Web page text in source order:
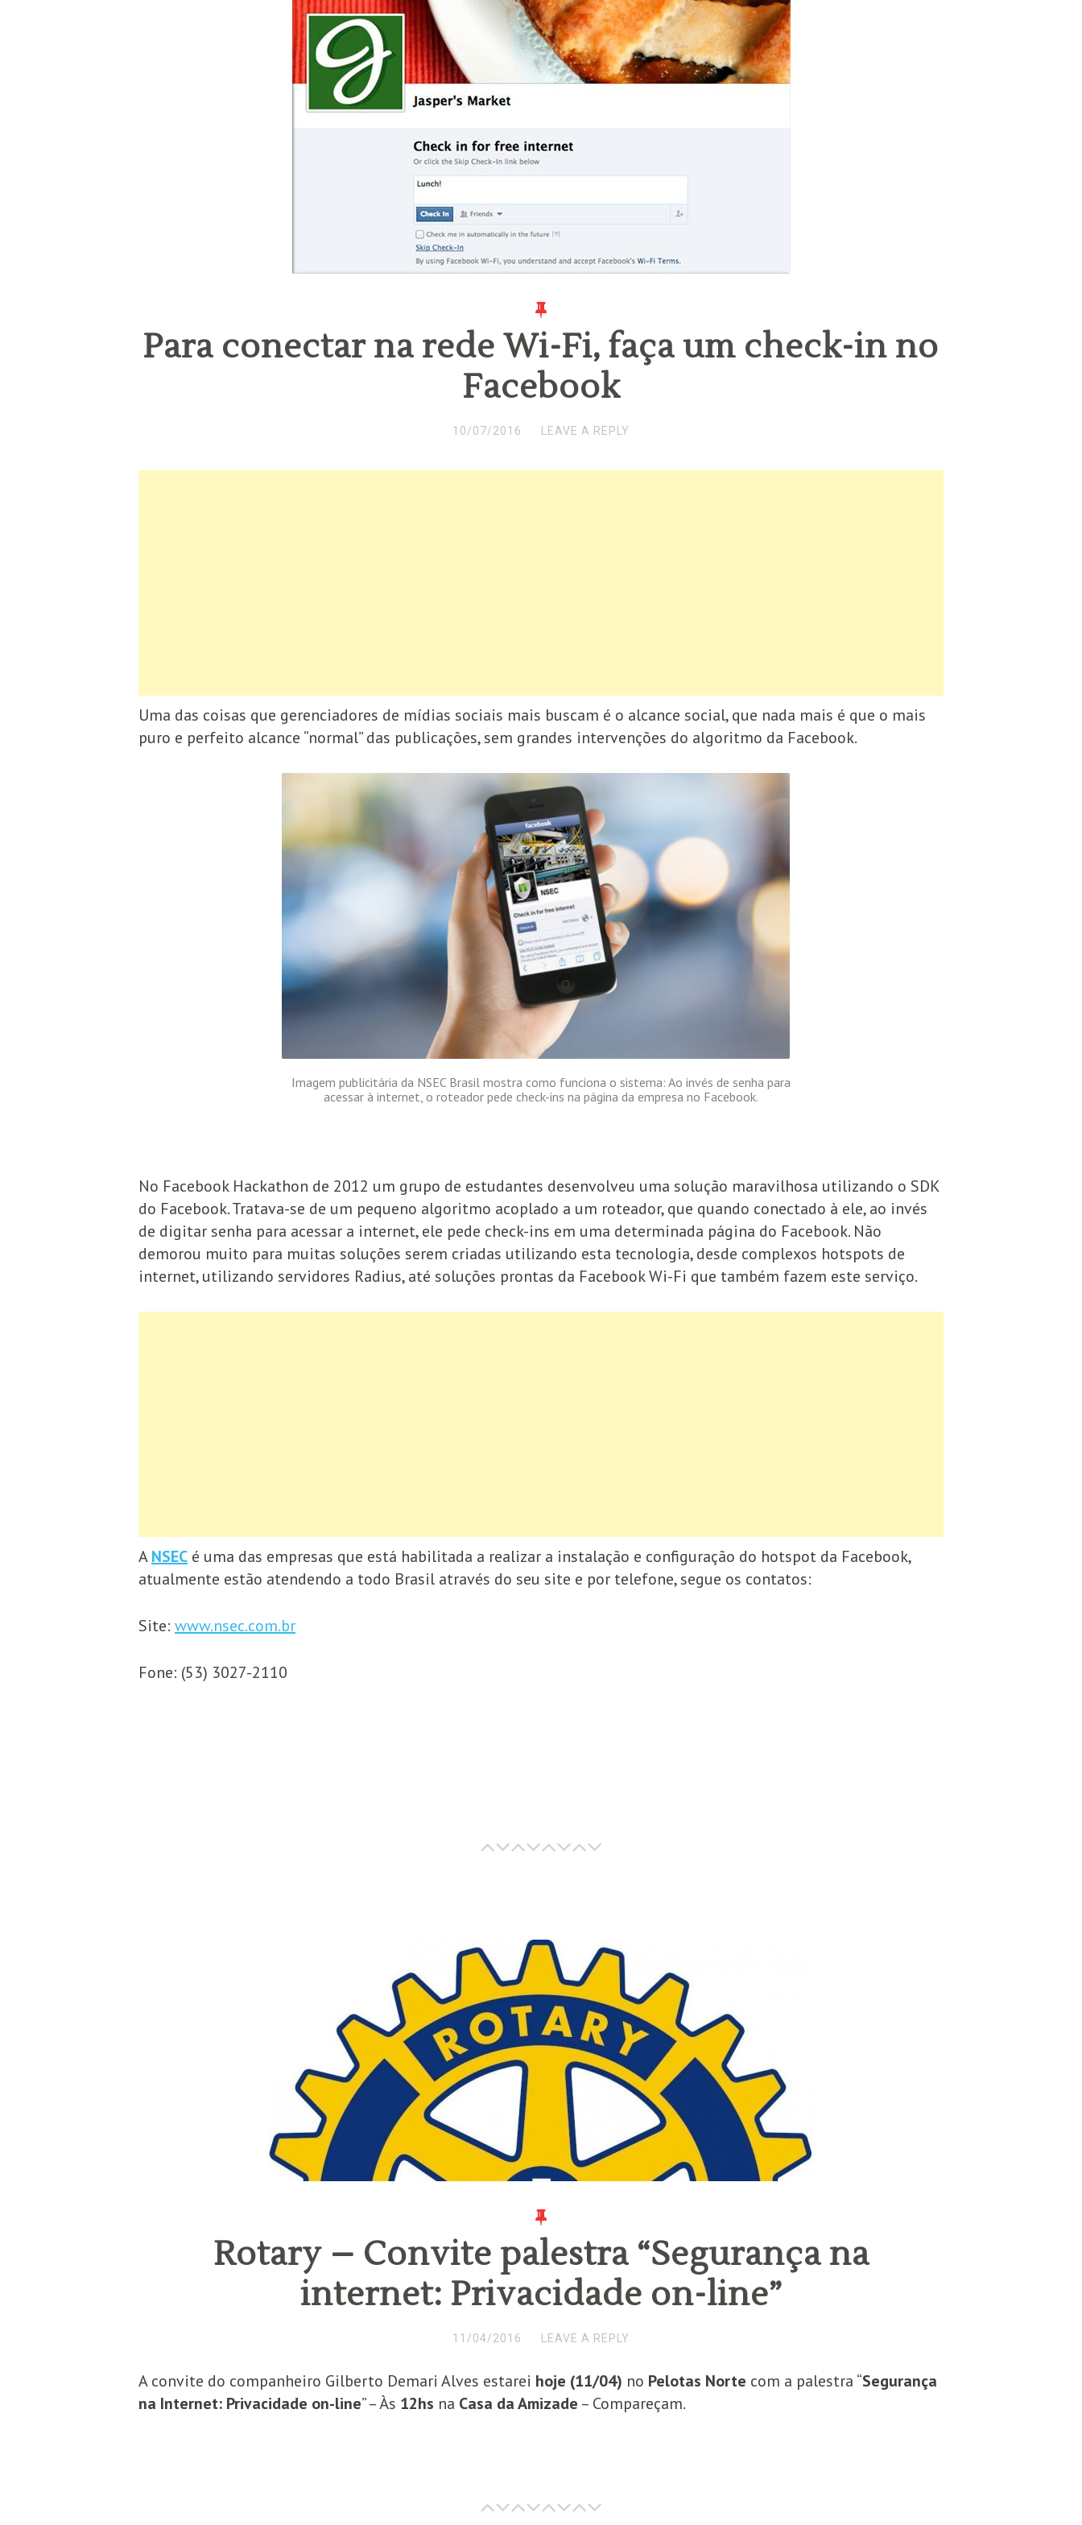
Para conectar na rede Wi-Fi, faça um check-in no
Facebook
10/07/2016 LEAVE A REPLY
Uma das coisas que gerenciadores de mídias sociais mais buscam é o alcance social, que nada mais é que o mais
puro e perfeito alcance “normal” das publicações, sem grandes intervenções do algoritmo da Facebook.
Imagem publicitária da NSEC Brasil mostra como funciona o sistema: Ao invés de senha para
acessar à internet, o roteador pede check-ins na página da empresa no Facebook.
No Facebook Hackathon de 2012 um grupo de estudantes desenvolveu uma solução maravilhosa utilizando o SDK
do Facebook. Tratava-se de um pequeno algoritmo acoplado a um roteador, que quando conectado à ele, ao invés
de digitar senha para acessar a internet, ele pede check-ins em uma determinada página do Facebook. Não
demorou muito para muitas soluções serem criadas utilizando esta tecnologia, desde complexos hotspots de
internet, utilizando servidores Radius, até soluções prontas da Facebook Wi-Fi que também fazem este serviço.
ANSEC é uma das empresas que está habilitada a realizar a instalação e configuração do hotspot da Facebook,
atualmente estão atendendo a todo Brasil através do seu site e por telefone, segue os contatos:
Site: www.nsec.com.br
Fone: (53) 3027-2110
Rotary – Convite palestra “Segurança na
internet: Privacidade on-line”
11/04/2016 LEAVE A REPLY
A convite do companheiro Gilberto Demari Alves estarei hoje (11/04) no Pelotas Norte com a palestra “Segurança
na Internet: Privacidade on-line” – Às 12hs na Casa da Amizade – Compareçam.